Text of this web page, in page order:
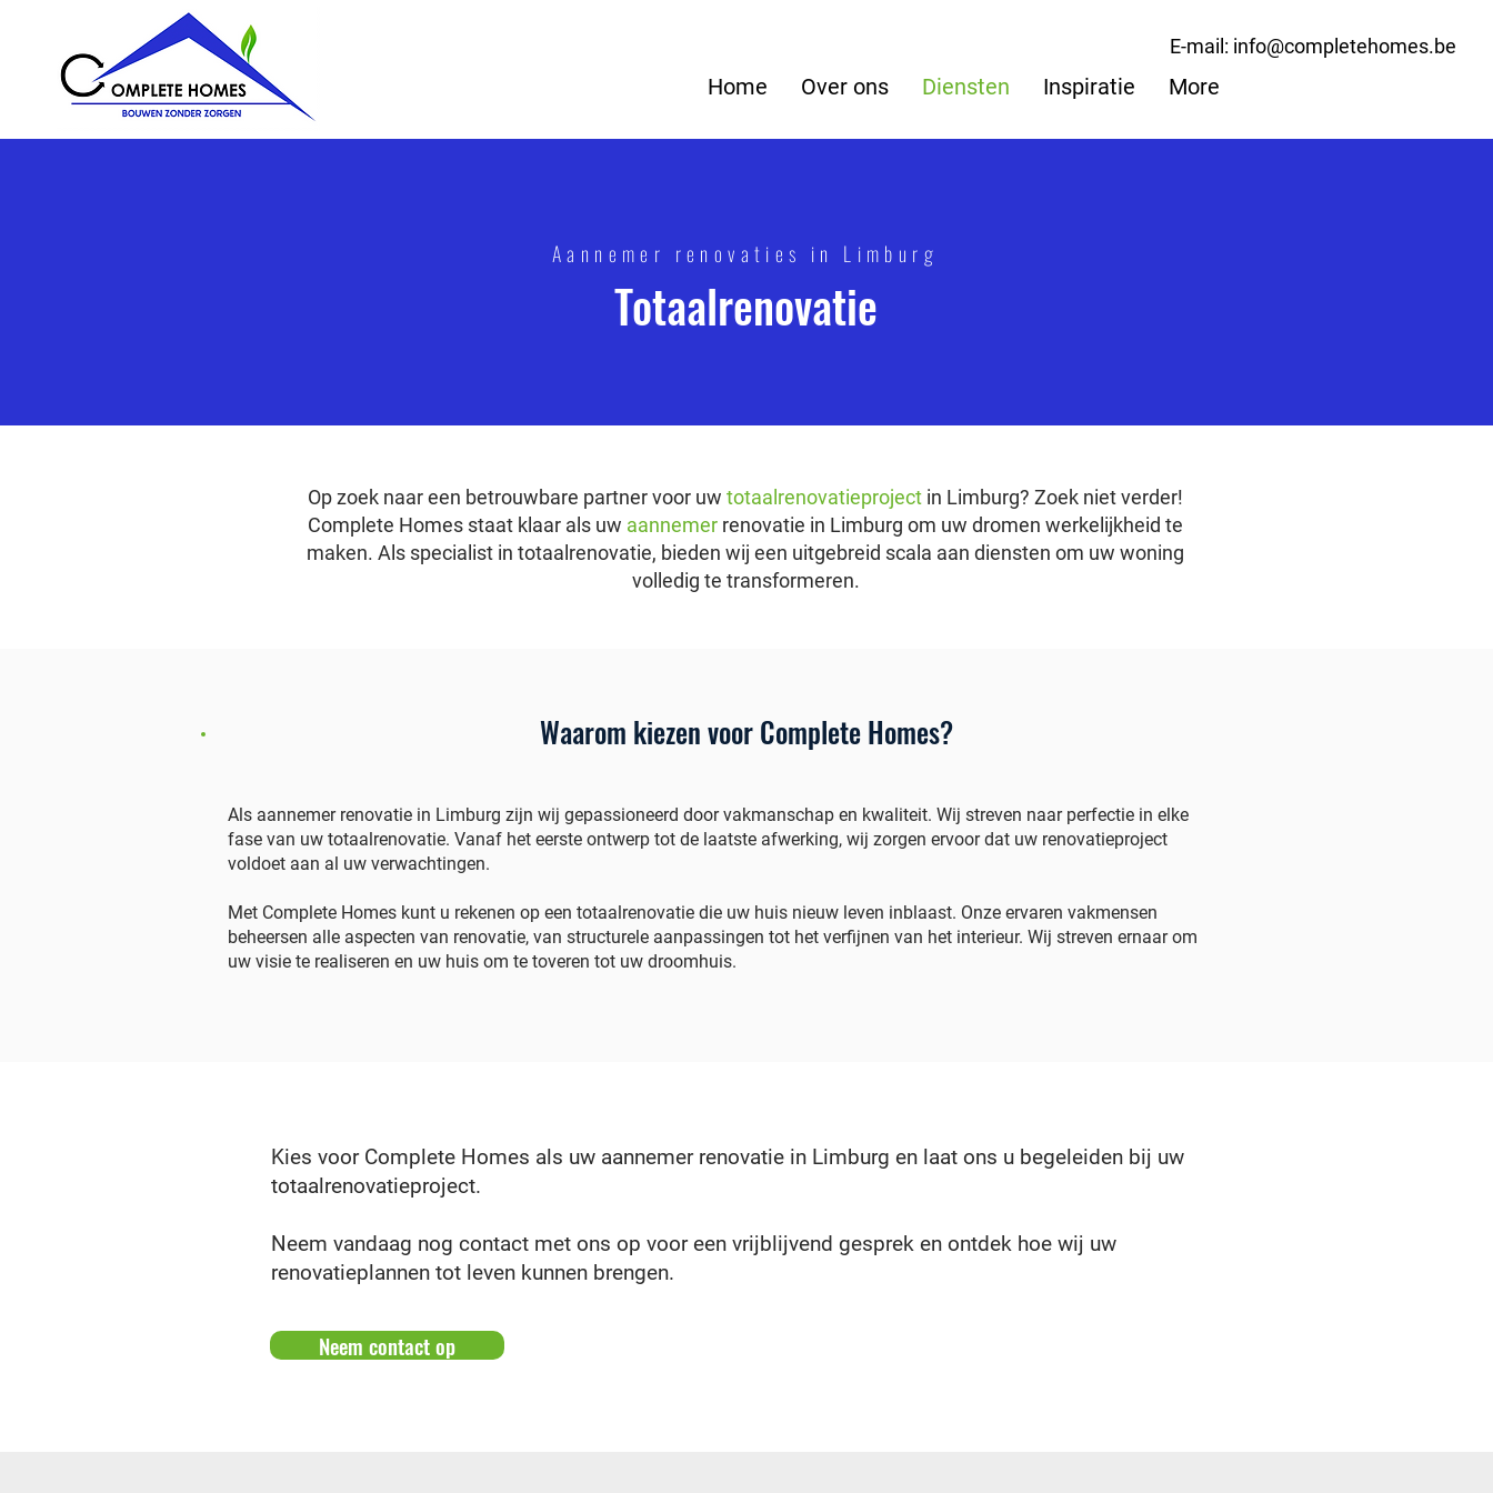
E-mail: info@completehomes.be
Home Over ons Diensten Inspiratie More
Aannemer renovaties in Limburg
Totaalrenovatie
Op zoek naar een betrouwbare partner voor uw totaalrenovatieproject in Limburg? Zoek niet verder!
Complete Homes staat klaar als uw aannemer renovatie in Limburg om uw dromen werkelijkheid te
maken. Als specialist in totaalrenovatie, bieden wij een uitgebreid scala aan diensten om uw woning
volledig te transformeren.
Als aannemer renovatie in Limburg zijn wij gepassioneerd door vakmanschap en kwaliteit. Wij streven naar perfectie in elke
fase van uw totaalrenovatie. Vanaf het eerste ontwerp tot de laatste afwerking, wij zorgen ervoor dat uw renovatieproject
voldoet aan al uw verwachtingen.
Met Complete Homes kunt u rekenen op een totaalrenovatie die uw huis nieuw leven inblaast. Onze ervaren vakmensen
beheersen alle aspecten van renovatie, van structurele aanpassingen tot het verfijnen van het interieur. Wij streven ernaar om
uw visie te realiseren en uw huis om te toveren tot uw droomhuis.
Waarom kiezen voor Complete Homes?
Kies voor Complete Homes als uw aannemer renovatie in Limburg en laat ons u begeleiden bij uw
totaalrenovatieproject.
Neem vandaag nog contact met ons op voor een vrijblijvend gesprek en ontdek hoe wij uw
renovatieplannen tot leven kunnen brengen.
Neem contact op